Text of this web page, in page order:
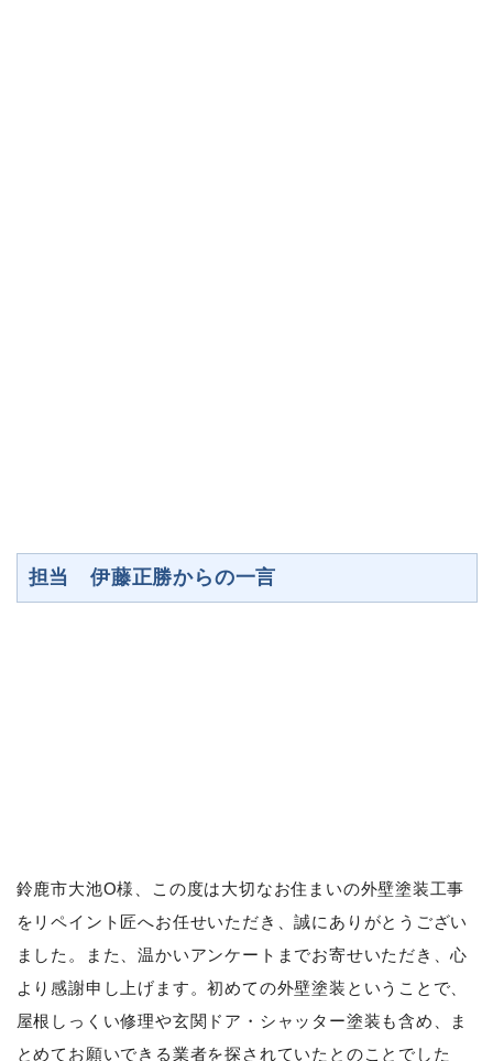
担当 伊藤正勝からの一言
鈴鹿市大池O様、この度は大切なお住まいの外壁塗装工事
をリペイント匠へお任せいただき、誠にありがとうござい
ました。また、温かいアンケートまでお寄せいただき、心
より感謝申し上げます。初めての外壁塗装ということで、
屋根しっくい修理や玄関ドア・シャッター塗装も含め、ま
とめてお願いできる業者を探されていたとのことでした